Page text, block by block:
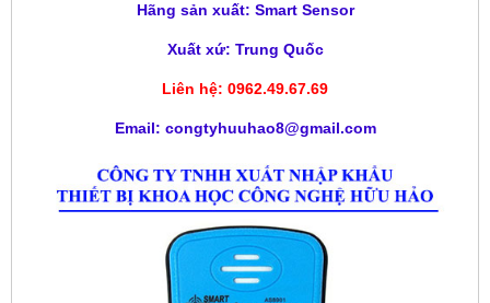
Hãng sản xuất: Smart Sensor
Xuất xứ: Trung Quốc
Liên hệ: 0962.49.67.69
Email: congtyhuuhao8@gmail.com